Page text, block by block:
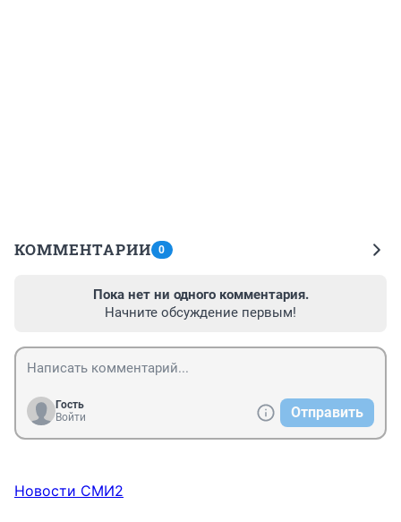
КОММЕНТАРИИ 0
Пока нет ни одного комментария.
Начните обсуждение первым!
Гость
Войти
Отправить
Новости СМИ2